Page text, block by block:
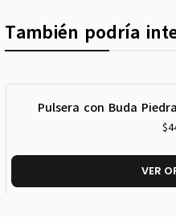
También podría
Pulsera con Buda
VER